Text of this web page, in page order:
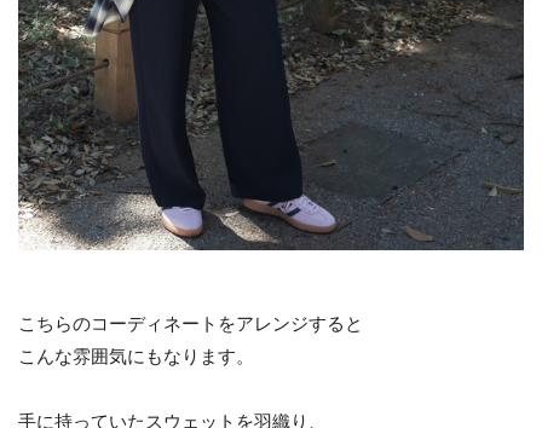
こちらのコーディネートをアレンジすると
こんな雰囲気にもなります。
手に持っていたスウェットを羽織り、